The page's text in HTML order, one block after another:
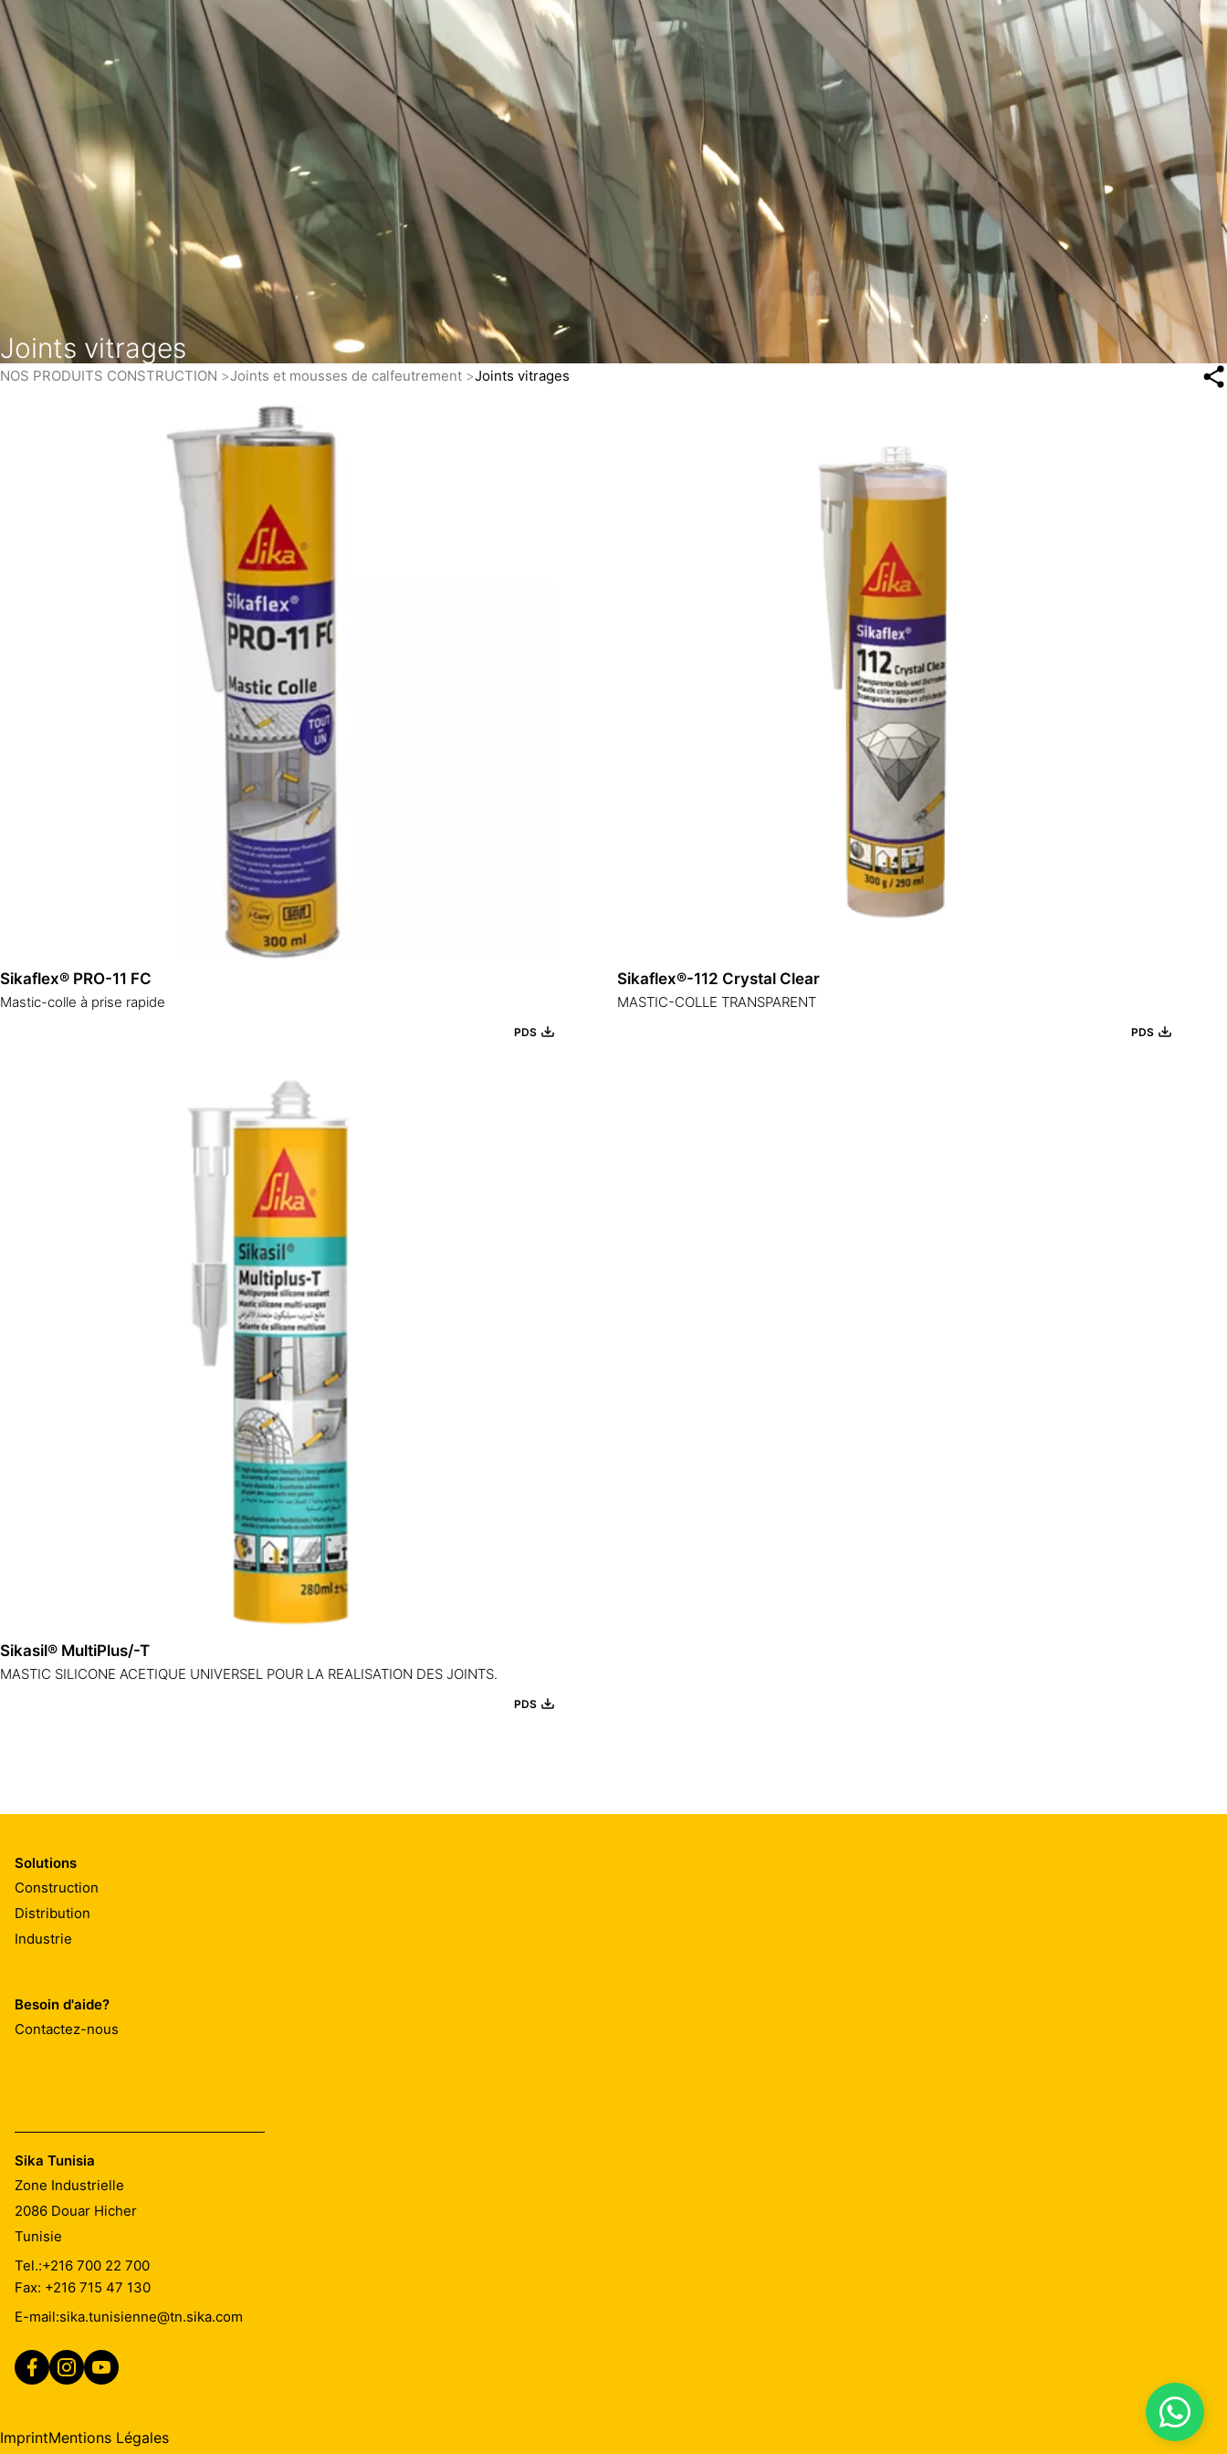
Joints vitrages
NOS PRODUITS CONSTRUCTION Joints et mousses de calfeutrement Joints vitrages
Sikaflex® PRO-11 FC
Mastic-colle à prise rapide
PDS
Sikaflex®-112 Crystal Clear
MASTIC-COLLE TRANSPARENT
PDS
Sikasil® MultiPlus/-T
MASTIC SILICONE ACETIQUE UNIVERSEL POUR LA REALISATION DES JOINTS.
PDS
Solutions
Construction
Distribution
Industrie
Besoin d'aide?
Contactez-nous
Sika Tunisia
Zone Industrielle
2086 Douar Hicher
Tunisie
Tel.:+216 700 22 700
Fax: +216 715 47 130
E-mail:sika.tunisienne@tn.sika.com
ImprintMentions Légales